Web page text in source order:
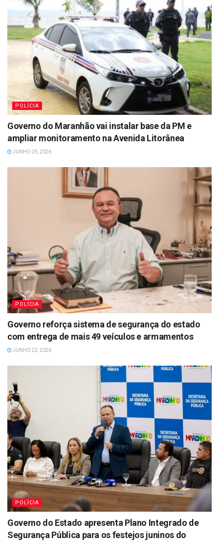
POLÍCIA
Governo do Maranhão vai instalar base da PM e
ampliar monitoramento na Avenida Litorânea
JUNHO 25, 2026
POLÍCIA
Governo reforça sistema de segurança do estado
com entrega de mais 49 veículos e armamentos
JUNHO 22, 2026
POLÍCIA
Governo do Estado apresenta Plano Integrado de
Segurança Pública para os festejos juninos do